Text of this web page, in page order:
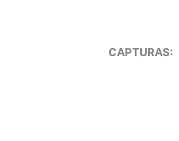
CAPTURAS: